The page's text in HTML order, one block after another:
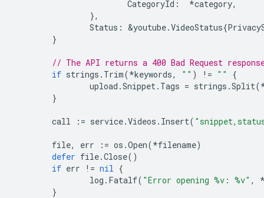
CategoryId : *category,
},
Status : &youtube.VideoStatus{
}
// The API returns a 400 Bad Request
if strings . Trim(*keywords, "" ) != ""
{
upload .Snippet. Tags = strings .Split(
}
call := service.Videos . Insert(
file, err := os .Open(*filename)
defer file.Close()
if err != nil {
log . Fatalf( "Error opening %v: %v" ,
}